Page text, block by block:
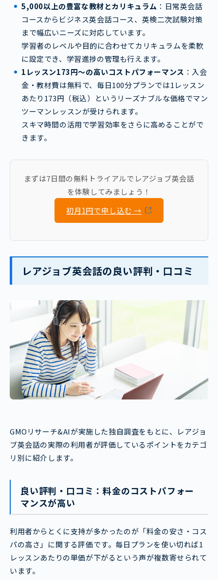
5,000以上の豊富な教材とカリキュラム ：日常英会話
コースからビジネス英会話コース、英検二次試験対策
まで幅広いニーズに対応しています。
学習者のレベルや目的に合わせてカリキュラムを柔軟
に設定でき、学習進捗の管理も行えます。
1レッスン173円〜の高いコストパフォーマンス ：入会
金・教材費は無料で、毎日100分プランでは1レッスン
あたり173円（税込）というリーズナブルな価格でマン
ツーマンレッスンが受けられます。
スキマ時間の活用で学習効率をさらに高めることがで
きます。
まずは7日間の無料トライアルでレアジョブ英会話
を体験してみましょう！
初月1円で申し込む →
レアジョブ英会話の良い評判・口コミ
GMOリサーチ&AIが実施した独自調査をもとに、レアジョ
ブ英会話の実際の利用者が評価しているポイントをカテゴ
リ別に紹介します。
良い評判・口コミ：料金のコストパフォー
マンスが高い
利用者からとくに支持が多かったのが「料金の安さ・コス
パの高さ」に関する評価です。毎日プランを使い切れば1
レッスンあたりの単価が下がるという声が複数寄せられて
います。